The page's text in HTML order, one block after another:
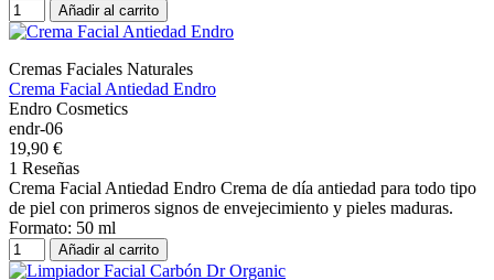
Añadir al carrito
Cremas Faciales Naturales
Crema Facial Antiedad Endro
Endro Cosmetics
endr-06
19,90 €
1 Reseñas
Crema Facial Antiedad Endro Crema de día antiedad para todo tipo
de piel con primeros signos de envejecimiento y pieles maduras.
Formato: 50 ml
Añadir al carrito